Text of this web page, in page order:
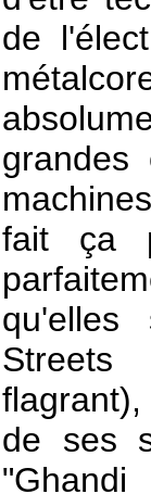
de
grandes
fait ça
Streets
de ses